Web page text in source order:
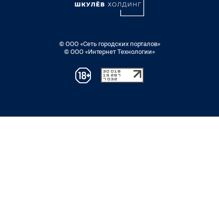
© ООО «Сеть городских порталов»
© ООО «Интернет Технологии»